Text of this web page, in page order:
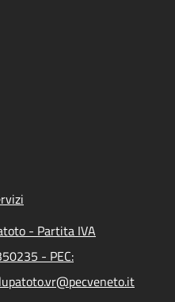
- Partita IVA
- PEC: